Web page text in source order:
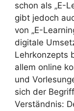
schon als „E-
gibt jedoch
von „E-
digitale
Lehrkonzepts
allem online
und
sich der
Verständnis: